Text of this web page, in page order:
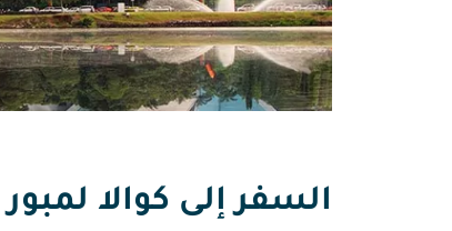
السفر إلى كوالا لمبور